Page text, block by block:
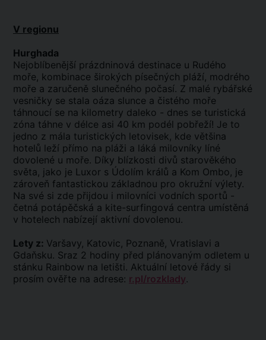
V regionu
Hurghada
Nejoblíbenější prázdninová destinace u Rudého
moře, kombinace širokých písečných pláží, modrého
moře a zaručeně slunečného počasí. Z malé rybářské
vesničky se stala oáza slunce a čistého moře
táhnoucí se na kilometry daleko - dnes se turistická
zóna táhne v délce asi 40 km podél pobřeží! Je to
jedno z mála turistických letovisek, kde většina
hotelů leží přímo na pláži a láká milovníky líné
dovolené u moře. Díky blízkosti divů starověkého
světa, jako je Luxor s Údolím králů a Kom Ombo, je
zároveň fantastickou základnou pro okružní výlety.
Na své si zde přijdou i milovníci vodních sportů -
četná potápěčská a kite-surfingová centra umístěná
v hotelech nabízejí aktivní dovolenou.
Lety z: Varšavy, Katovic, Poznaně, Vratislavi a
Gdaňsku. Sraz 2 hodiny před plánovaným odletem u
stánku Rainbow na letišti. Aktuální letové řády si
prosím ověřte na adrese: r.pl/rozklady.